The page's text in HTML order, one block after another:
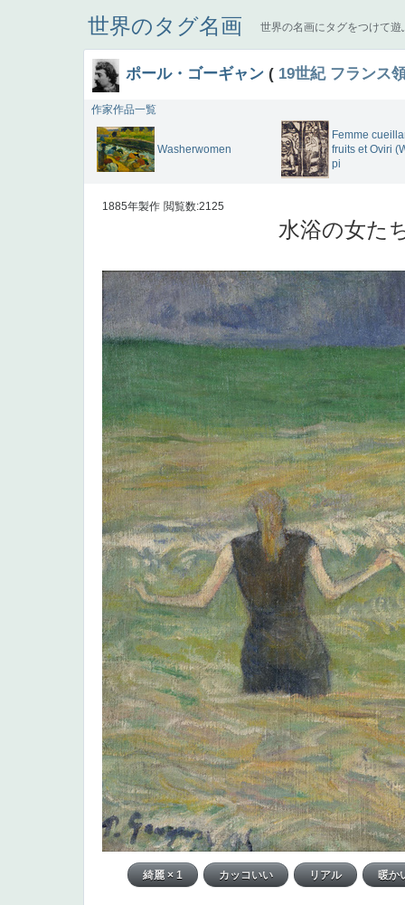
世界のタグ名画 世界の名画にタグをつけて遊
ポール・ゴーギャン ( 19世紀 フランス
作家作品一覧
Washerwomen
Femme
fruits et Oviri
pi
1885年製作 閲覧数:2125
水浴の女た